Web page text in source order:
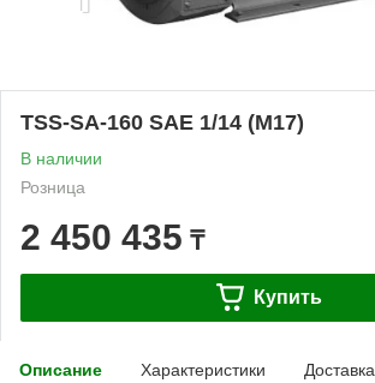
TSS-SA-160 SAE 1/14 (М17)
В наличии
Розница
2 450 435 ₸
Купить
Описание Характеристики Доставка